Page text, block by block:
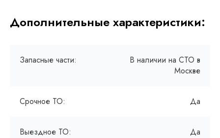
Дополнительные характеристики:
Запасные части:
В наличии на СТО в
Москве
Срочное ТО: Да
Выездное ТО: Да